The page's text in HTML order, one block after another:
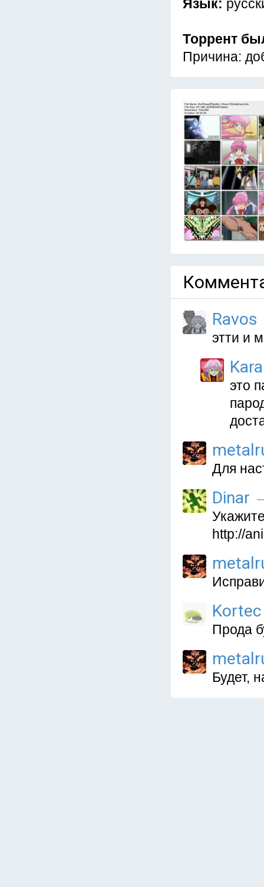
Язык:
Торрент
Причина:
Ravos
этти и
это
Для
Dinar
http://
Kortec
Прода
Будет,